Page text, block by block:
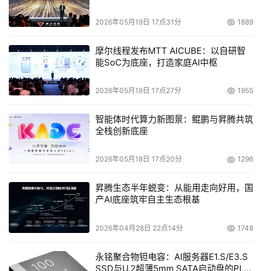
新产生的这千万亿兆字节数据的大部分都将被存储在云上。
当然，大部分数据也通过云来访问和使用，而不是只在私有
网络上使用。思科公司预测到2020年，将有三分之一的数
据将驻留在云上或者通过云上来应用。全球云服务的销售额
每年都将以20%的速度递增，到2014年，有关创新和云计
算的IT支出将达到一万亿美元。这足够创造下一个谷歌了。
助我们进行交流和沟通，通过功能强大的超级计算机来增长
我们的知识，比如Wolfram Alpha，使用计算平台（比如
IBM的沃森超级计算机）来改善我们的健康状况。我们能够
终端的计算能力改变了我们沟通与交流的能力，比如实时翻
译。如今安卓手机上的语音搜索可以向谷歌云发送查询指令
来破译和反馈查询结果。埃文斯表示“我们看到交流变得更
2026年05月19日 17点31分 1889
摩尔线程发布MTT AICUBE：以自研智
能SoC为底座，打造家庭AI中枢
2026年05月19日 17点27分 1955
智能体时代算力新图景：鲲鹏与昇腾共筑
全栈创新底座
2026年05月18日 17点20分 1296
昇腾生态半年蜕变：从能用走向好用，国
产AI底座筑牢自主生态根基
2026年04月28日 22点14分 1748
永铭聚合物钽电容：AI服务器E1.S/E3.S
SSD与U.2超薄5mm SATA启动盘的PLP